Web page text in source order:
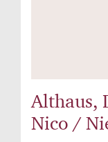
Althaus,
Nico /